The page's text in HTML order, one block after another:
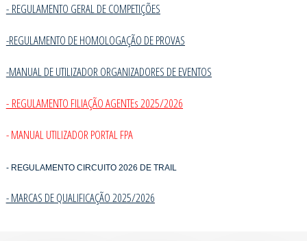
- REGULAMENTO GERAL DE COMPETIÇÕES
-REGULAMENTO DE HOMOLOGAÇÃO DE PROVAS
-MANUAL DE UTILIZADOR ORGANIZADORES DE EVENTOS
- REGULAMENTO FILIAÇÃO AGENTEs 2025/2026
- MANUAL UTILIZADOR PORTAL FPA
- REGULAMENTO CIRCUITO 2026 DE TRAIL
- MARCAS DE QUALIFICAÇÃO 2025/2026